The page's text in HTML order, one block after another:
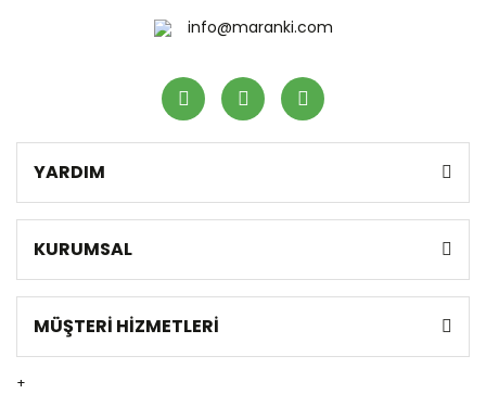
info@maranki.com
YARDIM
KURUMSAL
MÜŞTERİ HİZMETLERİ
+